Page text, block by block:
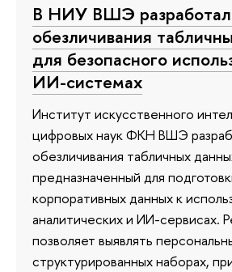
В НИУ ВШЭ
обезличивания
для безопасного
ИИ-системах
Институт искусственного
цифровых наук ФКН ВШЭ
обезличивания табличных
предназначенный для
корпоративных данных к
аналитических и ИИ-сервисах.
позволяет выявлять
структурированных наборах,